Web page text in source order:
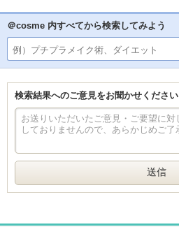
＠cosme 内すべてから検索してみよう
検索結果へのご意見をお聞かせください